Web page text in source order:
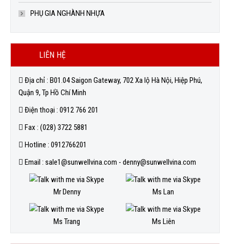
PHỤ GIA NGHÀNH NHỰA
LIÊN HỆ
Địa chỉ : B01.04 Saigon Gateway, 702 Xa lộ Hà Nội, Hiệp Phú,
Quận 9, Tp Hồ Chí Minh
Điện thoại : 0912 766 201
Fax : (028) 3722 5881
Hotline : 0912766201
Email : sale1@sunwellvina.com - denny@sunwellvina.com
Mr Denny Ms Lan
Ms Trang Ms Liên